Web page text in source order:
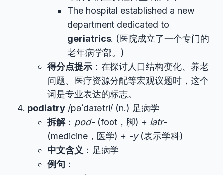
The hospital established a new
department dedicated to
geriatrics. (医院成立了一个专门的
老年病学部。)
得分点提示 ：在探讨人口结构变化、养老
问题、医疗资源分配等宏观议题时，这个
词是专业表达的标志。
podiatry /pəˈdaɪətri/ (n.) 足病学
拆解： pod-(foot，脚) + iatr-
(medicine，医学) + -y(表示学科)
中文含义 ：足病学
例句 ：